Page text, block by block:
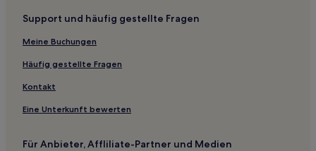
Support und häufig gestellte Fragen
Meine Buchungen
Häufig gestellte Fragen
Kontakt
Eine Unterkunft bewerten
Für Anbieter, Affliliate-Partner und Medien